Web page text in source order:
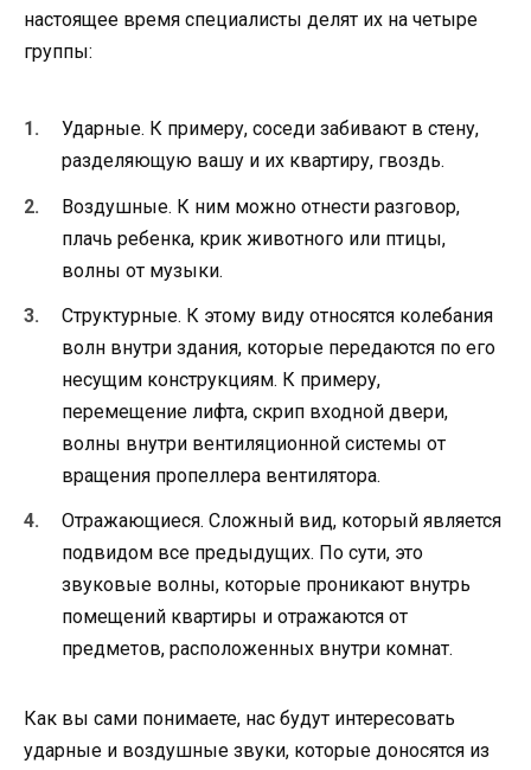
настоящее время специалисты делят их на четыре
группы:
Ударные. К примеру, соседи забивают в стену,
разделяющую вашу и их квартиру, гвоздь.
Воздушные. К ним можно отнести разговор,
плачь ребенка, крик животного или птицы,
волны от музыки.
Структурные. К этому виду относятся колебания
волн внутри здания, которые передаются по его
несущим конструкциям. К примеру,
перемещение лифта, скрип входной двери,
волны внутри вентиляционной системы от
вращения пропеллера вентилятора.
Отражающиеся. Сложный вид, который является
подвидом все предыдущих. По сути, это
звуковые волны, которые проникают внутрь
помещений квартиры и отражаются от
предметов, расположенных внутри комнат.
Как вы сами понимаете, нас будут интересовать
ударные и воздушные звуки, которые доносятся из